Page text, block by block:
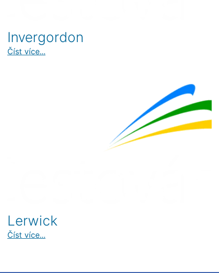
Invergordon
Číst více...
Lerwick
Číst více...